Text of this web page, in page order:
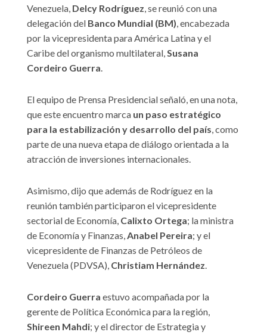
Venezuela, Delcy Rodríguez, se reunió con una
delegación del Banco Mundial (BM), encabezada
por la vicepresidenta para América Latina y el
Caribe del organismo multilateral,Susana
Cordeiro Guerra.
El equipo de Prensa Presidencial señaló, en una nota,
que este encuentro marca un paso estratégico
para la estabilización y desarrollo del país, como
parte de una nueva etapa de diálogo orientada a la
atracción de inversiones internacionales.
Asimismo, dijo que además de Rodríguez en la
reunión también participaron el vicepresidente
sectorial de Economía, Calixto Ortega; la ministra
de Economía y Finanzas,Anabel Pereira; y el
vicepresidente de Finanzas de Petróleos de
Venezuela (PDVSA), Christiam Hernández.
Cordeiro Guerra estuvo acompañada por la
gerente de Política Económica para la región,
Shireen Mahdi; y el director de Estrategia y